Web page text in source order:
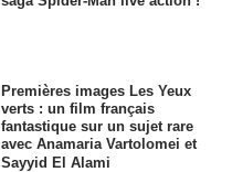
Premières images Les Yeux
verts : un film français
fantastique sur un sujet rare
avec Anamaria Vartolomei et
Sayyid El Alami